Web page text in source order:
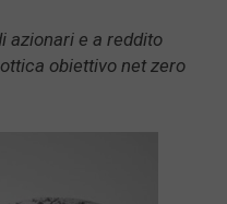
azionari e a reddito
obiettivo net zero